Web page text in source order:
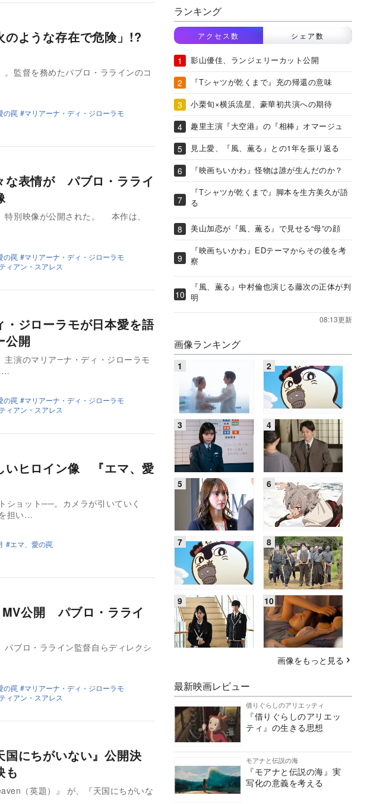
のような存在で危険」!?
監督を務めたパブロ・ララインのコ
の罠 マリアーナ・ディ・ジローラモ
な表情が パブロ・ラライ
特別映像が公開された。 本作は、
の罠
マリアーナ・ディ・ジローラモ
ィアン・スアレス
・ジローラモが日本愛を語
公開
主演のマリア―ナ・ディ・ジローラモ
…
の罠
マリアーナ・ディ・ジローラモ
ィアン・スアレス
いヒロイン像 『エマ、愛
ショット──。カメラが引いていく
担い…
エマ、愛の罠
MV公開 パブロ・ラライ
ブロ・ラライン監督自らディレクシ
の罠
マリアーナ・ディ・ジローラモ
ィアン・スアレス
にちがいない』公開決
も
（英題）』 が、『天国にちがいな
ランキング
アクセス数 シェア数
影山優佳、ランジェリーカット公開
『Tシャツが乾くまで』充の帰還の意味
小栗旬×横浜流星、豪華初共演への期待
趣里主演『大空港』の『相棒』オマージュ
見上愛、『風、薫る』との1年を振り返る
『映画ちいかわ』怪物は誰が生んだのか？
『Tシャツが乾くまで』脚本を生方美久が語
る
美山加恋が『風、薫る』で見せる“母”の顔
『映画ちいかわ』EDテーマからその後を考
察
『風、薫る』中村倫也演じる藤次の正体が判
明
08:13更新
画像ランキング
画像をもっと見る
最新映画レビュー
借りぐらしのアリエッティ
『借りぐらしのアリエッ
ティ』の生きる思想
モアナと伝説の海
『モアナと伝説の海』実
写化の意義を考える